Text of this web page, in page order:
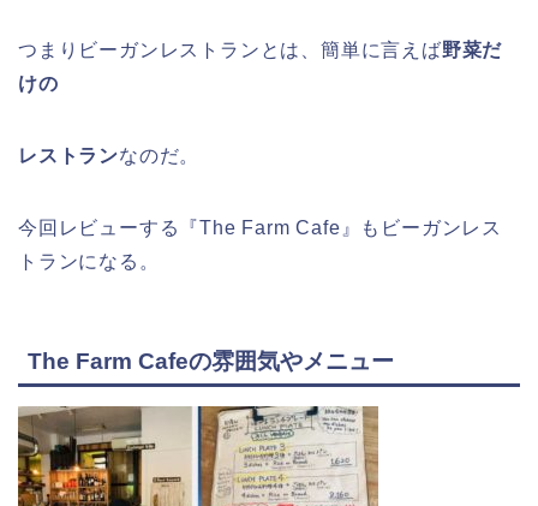
つまりビーガンレストランとは、簡単に言えば野菜だ
けの
レストランなのだ。
今回レビューする『The Farm Cafe』もビーガンレス
トランになる。
The Farm Cafeの雰囲気やメニュー